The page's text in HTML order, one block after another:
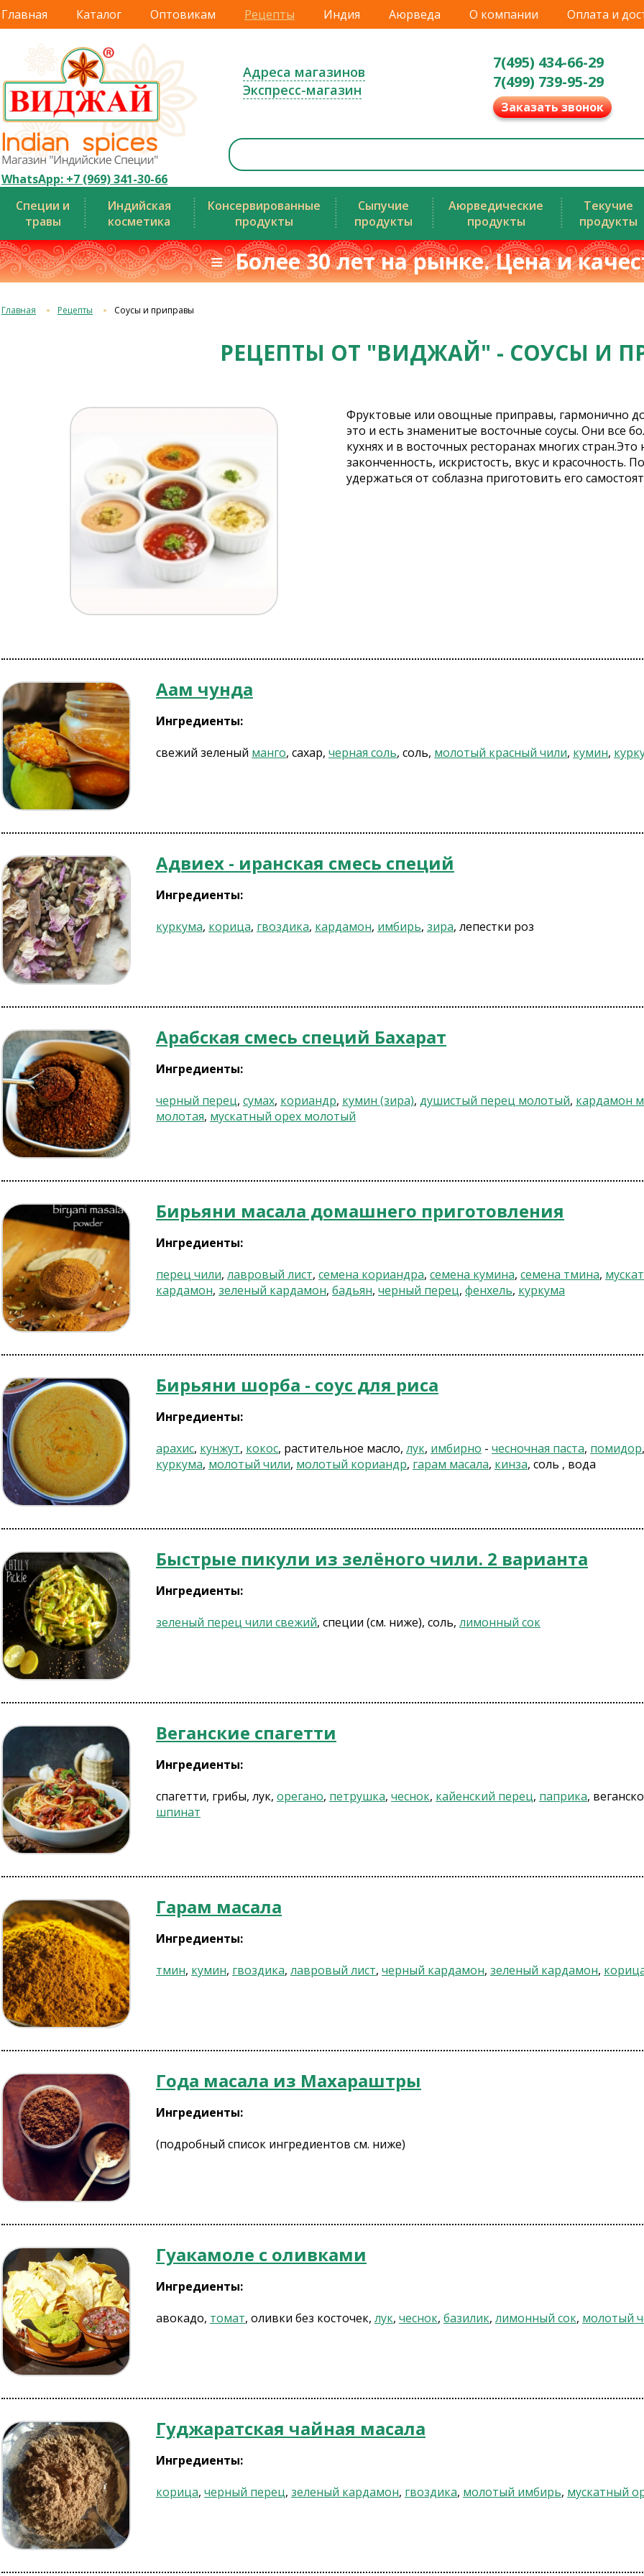
Главная Каталог Оптовикам Рецепты Индия Аюрведа О компании Оплата и
WhatsApp: +7 (969) 341-30-66
Адреса магазинов
Экспресс-магазин
7(495) 434-66-29
7(499) 739-95-29
Заказать звонок
Специи и
травы
Индийская
косметика
Консервированные
продукты
Сыпучие
продукты
Аюрведические
продукты
Текучие
продукты
≡ Более 30 лет на рынке. Цена и
Главная Рецепты Соусы и приправы
РЕЦЕПТЫ ОТ "ВИДЖАЙ" - СОУСЫ И
Фруктовые или овощные приправы, гармонично
это и есть знаменитые восточные соусы. Они все
кухнях и в восточных ресторанах многих
законченность, искристость, вкус и
удержаться от соблазна приготовить его
Аам чунда
Ингредиенты:
свежий зеленый манго, сахар, черная соль, соль, молотый красный чили, кумин,
Адвиех - иранская смесь специй
Ингредиенты:
куркума, корица, гвоздика, кардамон, имбирь, зира, лепестки роз
Арабская смесь специй Бахарат
Ингредиенты:
черный перец, сумах, кориандр, кумин (зира), душистый перец молотый, кардамон
молотая, мускатный орех молотый
Бирьяни масала домашнего приготовления
Ингредиенты:
перец чили, лавровый лист, семена кориандра, семена кумина, семена тмина,
кардамон, зеленый кардамон, бадьян, черный перец, фенхель, куркума
Бирьяни шорба - соус для риса
Ингредиенты:
арахис, кунжут, кокос, растительное масло, лук, имбирно - чесночная паста, помидор
куркума, молотый чили, молотый кориандр, гарам масала, кинза, соль , вода
Быстрые пикули из зелёного чили. 2 варианта
Ингредиенты:
зеленый перец чили свежий, специи (см. ниже), соль, лимонный сок
Веганские спагетти
Ингредиенты:
спагетти, грибы, лук, орегано, петрушка, чеснок, кайенский перец, паприка,
шпинат
Гарам масала
Ингредиенты:
тмин, кумин, гвоздика, лавровый лист, черный кардамон, зеленый кардамон,
Года масала из Махараштры
Ингредиенты:
(подробный список ингредиентов см. ниже)
Гуакамоле с оливками
Ингредиенты:
авокадо, томат, оливки без косточек, лук, чеснок, базилик, лимонный сок, молотый
Гуджаратская чайная масала
Ингредиенты:
корица, черный перец, зеленый кардамон, гвоздика, молотый имбирь, мускатный